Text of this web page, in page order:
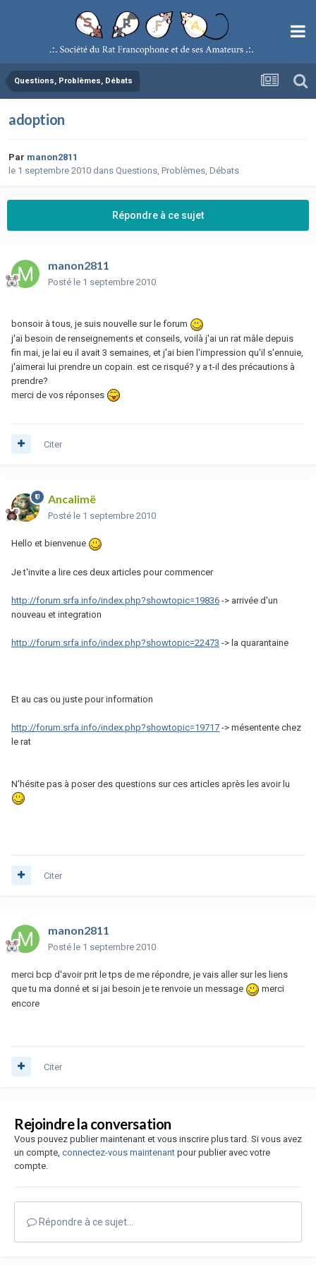
Questions, Problèmes, Débats
adoption
Par manon2811
le 1 septembre 2010 dans Questions, Problèmes, Débats
Répondre à ce sujet
manon2811
Posté le 1 septembre 2010
bonsoir à tous, je suis nouvelle sur le forum
j'ai besoin de renseignements et conseils, voilà j'ai un rat mâle depuis
fin mai, je lai eu il avait 3 semaines, et j'ai bien l'impression qu'il s'ennuie,
j'aimerai lui prendre un copain. est ce risqué? y a t-il des précautions à
prendre?
merci de vos réponses
Citer
Ancalimë
Posté le 1 septembre 2010
Hello et bienvenue
Je t'invite a lire ces deux articles pour commencer
http://forum.srfa.info/index.php?showtopic=19836 -> arrivée d'un
nouveau et integration
http://forum.srfa.info/index.php?showtopic=22473 -> la quarantaine
Et au cas ou juste pour information
http://forum.srfa.info/index.php?showtopic=19717 -> mésentente chez
le rat
N'hésite pas à poser des questions sur ces articles après les avoir lu
Citer
manon2811
Posté le 1 septembre 2010
merci bcp d'avoir prit le tps de me répondre, je vais aller sur les liens
que tu ma donné et si jai besoin je te renvoie un message
merci
encore
Citer
Rejoindre la conversation
Vous pouvez publier maintenant et vous inscrire plus tard. Si vous avez
un compte, connectez-vous maintenant pour publier avec votre
compte.
Répondre à ce sujet…